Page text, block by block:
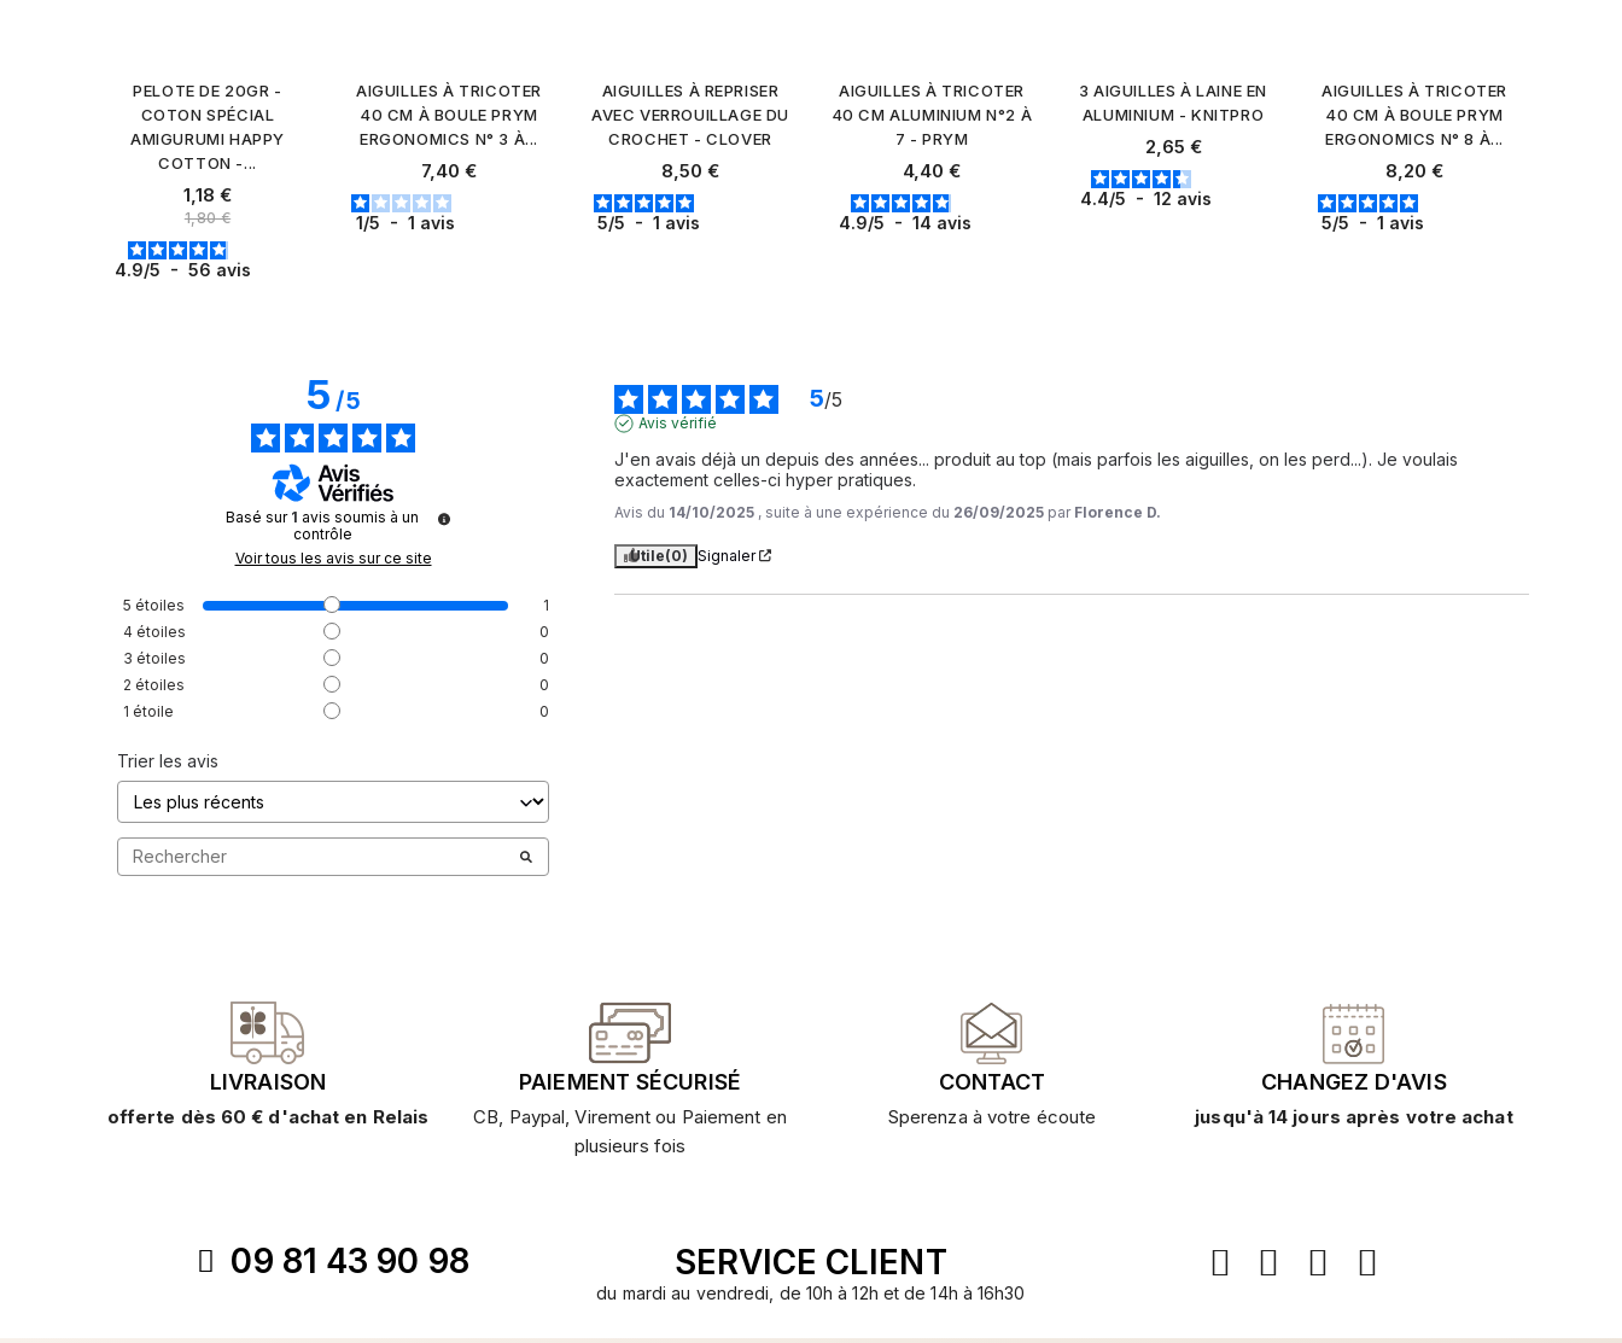
PELOTE DE 20GR -
COTON SPÉCIAL
AMIGURUMI HAPPY
COTTON -...
Prix
1,18 €
Prix normal
1,80 €
4.9/5 - 56 avis
AIGUILLES À TRICOTER
40 CM À BOULE PRYM
ERGONOMICS N° 3 À...
Prix
7,40 €
1/5 - 1 avis
AIGUILLES À REPRISER
AVEC VERROUILLAGE DU
CROCHET - CLOVER
Prix
8,50 €
5/5 - 1 avis
AIGUILLES À TRICOTER
40 CM ALUMINIUM N°2 À
7 - PRYM
Prix
4,40 €
4.9/5 - 14 avis
3 AIGUILLES À LAINE EN
ALUMINIUM - KNITPRO
Prix
2,65 €
4.4/5 - 12 avis
AIGUILLES À TRICOTER
40 CM À BOULE PRYM
ERGONOMICS N° 8 À...
Prix
8,20 €
5/5 - 1 avis
5/5
Basé sur 1 avis soumis à un
contrôle
Voir tous les avis sur ce site
5 étoiles
1
4 étoiles
0
3 étoiles
0
2 étoiles
0
1 étoile 0
Trier les avis
5/5
Avis vérifié
J'en avais déjà un depuis des années... produit au top (mais parfois les aiguilles, on les perd...). Je voulais
exactement celles-ci hyper pratiques.
Avis du 14/10/2025 , suite à une expérience du 26/09/2025 par Florence D.
Utile(0) Signaler
LIVRAISON
offerte dès 60 € d'achat en Relais
PAIEMENT SÉCURISÉ
CB, Paypal, Virement ou Paiement en
plusieurs fois
CONTACT
Sperenza à votre écoute
CHANGEZ D'AVIS
jusqu'à 14 jours après votre achat
09 81 43 90 98 SERVICE CLIENT
du mardi au vendredi, de 10h à 12h et de 14h à 16h30